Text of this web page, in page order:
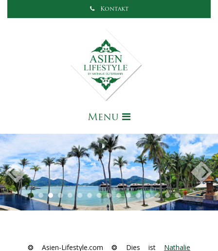
Kontakt
Menu
Previous
❂ Asien-Lifestyle.com ❂ Dies ist Nathalie